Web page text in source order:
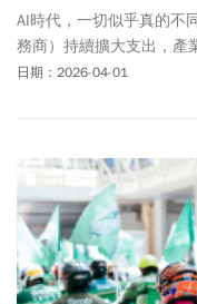
AI時代，一切似乎真的不
務商）持續擴大支出，產
八大CSP，今年總計斥資
頓時成了歷史上從未有過
日期：2026-04-01